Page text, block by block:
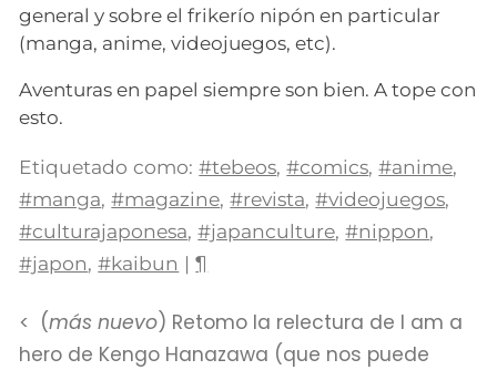
general y sobre el frikerío nipón en particular
(manga, anime, videojuegos, etc).
Aventuras en papel siempre son bien. A tope con
esto.
Etiquetado como: #tebeos,#comics,#anime,
#manga,#magazine,#revista,#videojuegos,
#culturajaponesa,#japanculture,#nippon,
#japon,#kaibun |¶
(más nuevo) Retomo la relectura de I am a
hero de Kengo Hanazawa (que nos puede